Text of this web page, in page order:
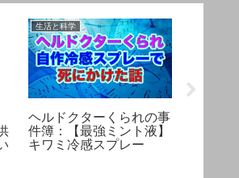
生活と科学
ヘルドクターくられの事
件簿：【最強ミント液】
キワミ冷感スプレー